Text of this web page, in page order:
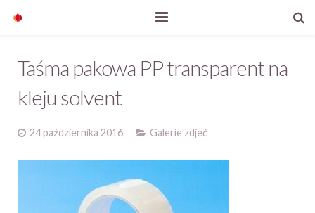
Nasze produkty
Taśma pakowa PP transparent na
kleju solvent
24 października 2016 Galerie zdjeć